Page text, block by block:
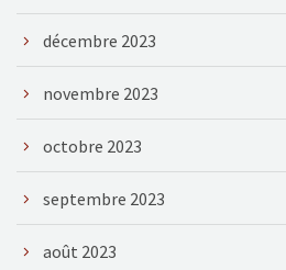
décembre 2023
novembre 2023
octobre 2023
septembre 2023
août 2023